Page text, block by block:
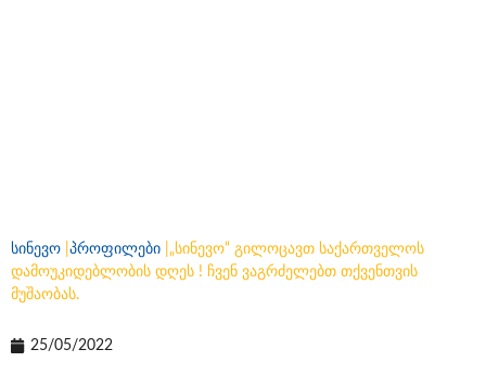
სინევო პროფილები
„სინევო“ გილოცავთ საქართველოს
დამოუკიდებლობის დღეს ! ჩვენ ვაგრძელებთ თქვენთვის
მუშაობას.
25/05/2022